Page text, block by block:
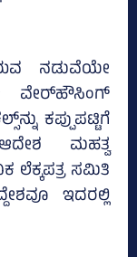
ನಡುವೆಯೇ
ವೇರ್‌ಹೌಸಿಂಗ್‌
ಕಪ್ಪುಪಟ್ಟಿಗೆ
ಮಹತ್ವ
ಲೆಕ್ಕಪತ್ರ ಸಮಿತಿ
ಇದರಲ್ಲಿ